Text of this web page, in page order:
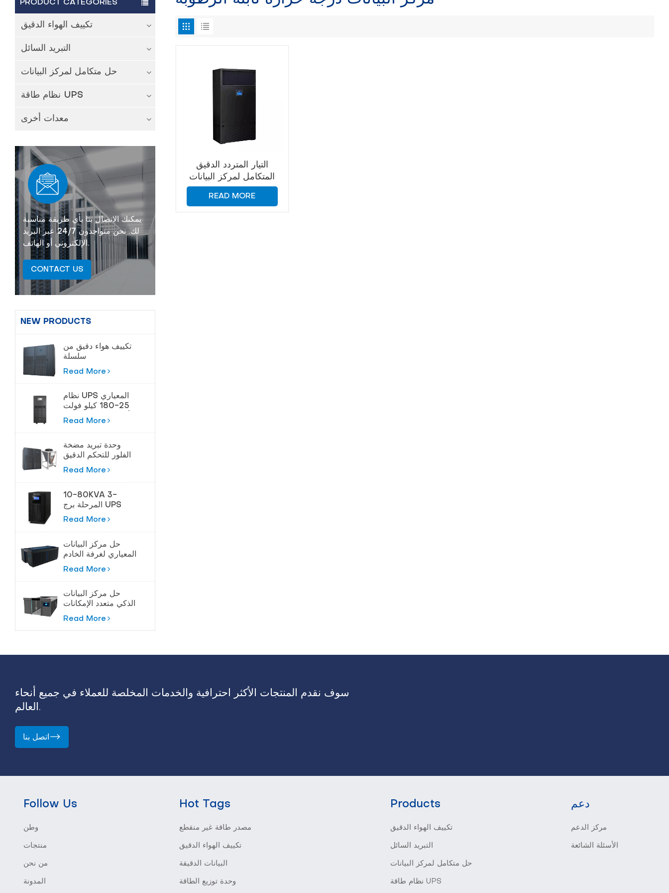
PRODUCT CATEGORIES
تكييف الهواء الدقيق
التبريد السائل
حل متكامل لمركز البيانات
نظام طاقة UPS
معدات أخرى
يمكنك الاتصال بنا بأي طريقة مناسبة
لك. نحن متواجدون 24/7 عبر البريد
الإلكتروني أو الهاتف.
CONTACT US
NEW PRODUCTS
تكييف هواء دقيق من
سلسلة
Cybermaster 20-
Read More
نظام UPS المعياري
25-180 كيلو فولت
أمبير لمراكز البيانات
Read More
وحدة تبريد مضخة
الفلور للتحكم الدقيق
في درجة الحرارة
Read More
10-80KVA 3-
المرحلة برج UPS
لحماية عالية الطاقة
Read More
حل مركز البيانات
المعياري لغرفة الخادم
Read More
حل مركز البيانات
الذكي متعدد الإمكانات
Read More
التيار المتردد الدقيق
المتكامل لمركز البيانات
PAC درجة حرارة ثابتة
الرطوبة
READ MORE
سوف نقدم المنتجات الأكثر احترافية والخدمات المخلصة للعملاء في جميع أنحاء
العالم.
اتصل بنا
Follow Us
وطن
منتجات
من نحن
المدونة
Hot Tags
مصدر طاقة غير منقطع
تكييف الهواء الدقيق
البيانات الدقيقة
وحدة توزيع الطاقة
Products
تكييف الهواء الدقيق
التبريد السائل
حل متكامل لمركز البيانات
نظام طاقة UPS
دعم
مركز الدعم
الأسئلة الشائعة